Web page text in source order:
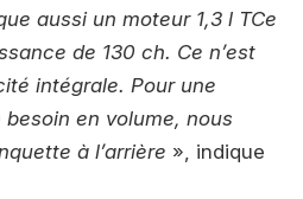
aussi un moteur 1,3 l TCe
de 130 ch. Ce n’est
intégrale. Pour une
en volume, nous
à l’arrière », indique